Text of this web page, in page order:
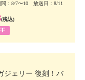
間：8/7〜10 放送日：8/11
(税込)
ジェリー 復刻！バ